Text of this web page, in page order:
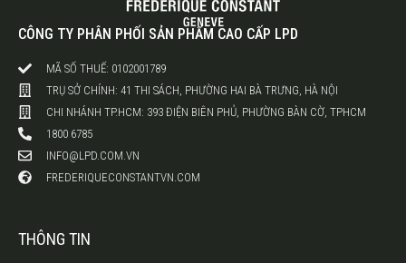
CÔNG TY PHÂN PHỐI SẢN PHẨM CAO CẤP LPD
MÃ SỐ THUẾ: 0102001789
TRỤ SỞ CHÍNH: 41 THI SÁCH, PHƯỜNG HAI BÀ TRƯNG, HÀ NỘI
CHI NHÁNH TP.HCM: 393 ĐIỆN BIÊN PHỦ, PHƯỜNG BÀN CỜ, TPHCM
1800 6785
INFO@LPD.COM.VN
FREDERIQUECONSTANTVN.COM
THÔNG TIN